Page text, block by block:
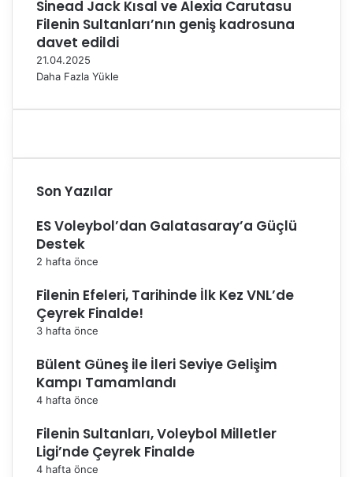
Sinead Jack Kısal ve Alexia Carutasu
Filenin Sultanları’nın geniş kadrosuna
davet edildi
21.04.2025
Daha Fazla Yükle
Son Yazılar
ES Voleybol’dan Galatasaray’a Güçlü
Destek
2 hafta önce
Filenin Efeleri, Tarihinde İlk Kez VNL’de
Çeyrek Finalde!
3 hafta önce
Bülent Güneş ile İleri Seviye Gelişim
Kampı Tamamlandı
4 hafta önce
Filenin Sultanları, Voleybol Milletler
Ligi’nde Çeyrek Finalde
4 hafta önce